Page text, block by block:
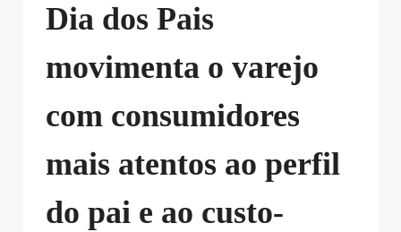
Dia dos Pais
movimenta o varejo
com consumidores
mais atentos ao perfil
do pai e ao custo-